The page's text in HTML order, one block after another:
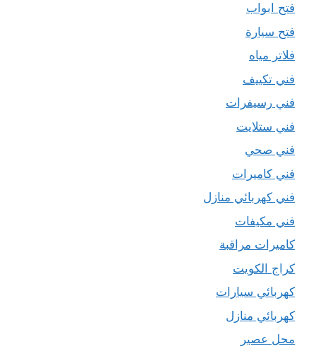
فتح ابواب
فتح سيارة
فلاتر مياه
فني تكييف
فني رسيفرات
فني ستلايت
فني صحي
فني كاميرات
فني كهربائي منازل
فني مكيفات
كاميرات مراقبة
كراج الكويت
كهربائي سيارات
كهربائي منازل
محل عصير